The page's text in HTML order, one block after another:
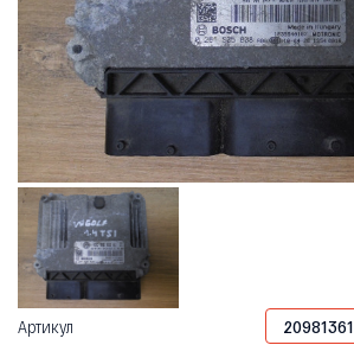
Артикул
20981361